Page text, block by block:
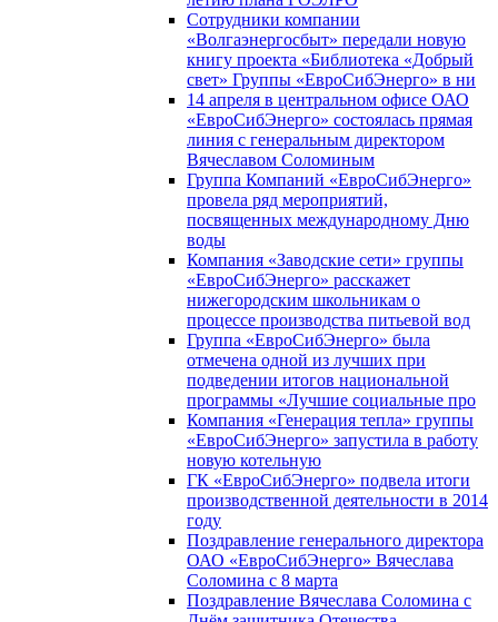
Сотрудники компании
«Волгаэнергосбыт» передали новую
книгу проекта «Библиотека «Добрый
свет» Группы «ЕвроСибЭнерго» в ни
14 апреля в центральном офисе ОАО
«ЕвроСибЭнерго» состоялась прямая
линия с генеральным директором
Вячеславом Соломиным
Группа Компаний «ЕвроСибЭнерго»
провела ряд мероприятий,
посвященных международному Дню
воды
Компания «Заводские сети» группы
«ЕвроСибЭнерго» расскажет
нижегородским школьникам о
процессе производства питьевой вод
Группа «ЕвроСибЭнерго» была
отмечена одной из лучших при
подведении итогов национальной
программы «Лучшие социальные про
Компания «Генерация тепла» группы
«ЕвроСибЭнерго» запустила в работу
новую котельную
ГК «ЕвроСибЭнерго» подвела итоги
производственной деятельности в 2014
году
Поздравление генерального директора
ОАО «ЕвроСибЭнерго» Вячеслава
Соломина с 8 марта
Поздравление Вячеслава Соломина с